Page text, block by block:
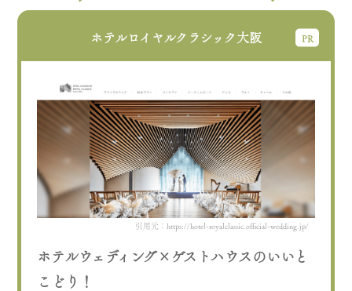
ホテルロイヤルクラシック大阪
引用元：https://hotel-royalclassic.official-wedding.jp/
ホテルウェディング×ゲストハウスのいいと
こどり！